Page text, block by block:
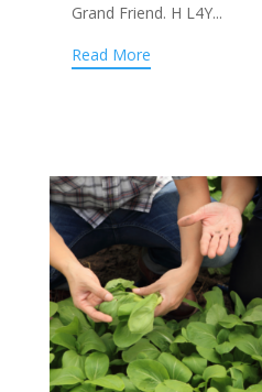
Grand Friend. Η L4Y...
Read More